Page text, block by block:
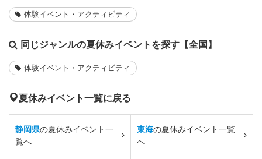
体験イベント・アクティビティ
同じジャンルの夏休みイベントを探す【全国】
体験イベント・アクティビティ
夏休みイベント一覧に戻る
静岡県の夏休みイベント一
覧へ
東海の夏休みイベント一覧
へ